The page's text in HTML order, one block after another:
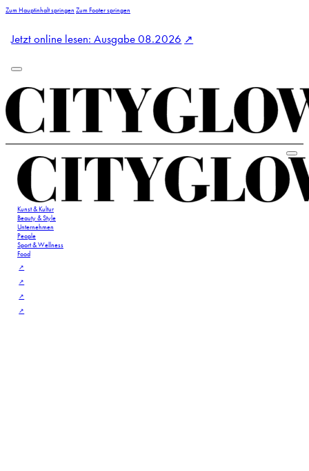
Zum Hauptinhalt springen Zum Footer springen
Jetzt online lesen: Ausgabe 08.2026
Kunst & Kultur
Beauty & Style
Unternehmen
People
Sport & Wellness
Food